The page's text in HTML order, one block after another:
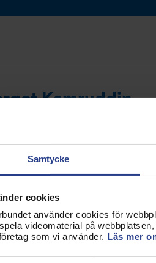
Samtycke
cookies
använder cookies för
videomaterial på
som vi använder. Läs mer
Kamruddin
och rådgivning, Halland
Halland
Halland
035144744
Player Pellby